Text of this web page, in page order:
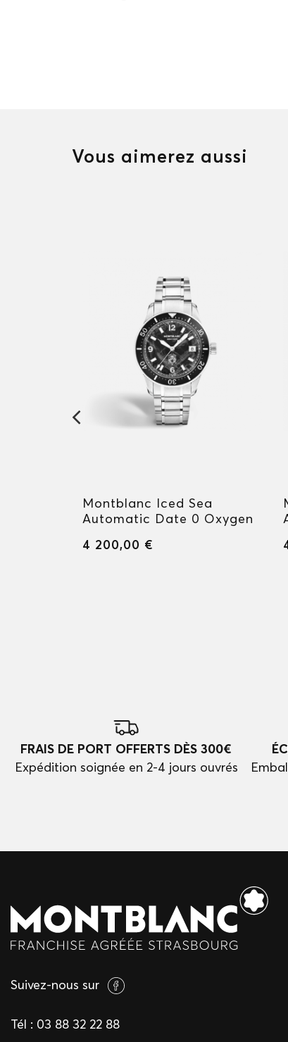
Vous aimerez aussi
Montblanc Iced Sea
Automatic Date 0 Oxygen
4 200,00 €
FRAIS DE PORT OFFERTS DÈS 300€
Expédition soignée en 2-4 jours ouvrés
Suivez-nous sur
Tél : 03 88 32 22 88